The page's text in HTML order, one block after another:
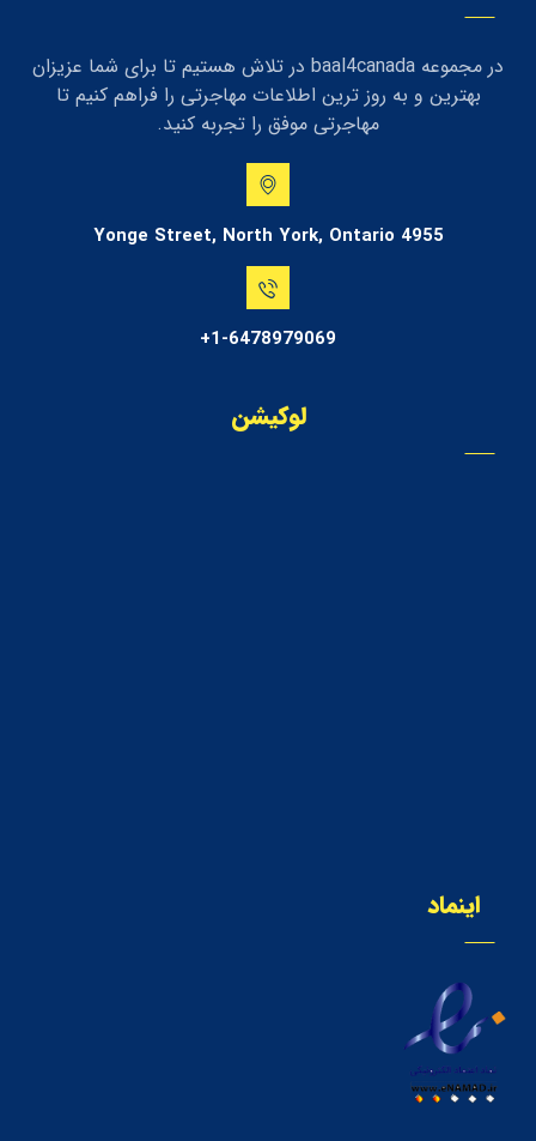
در مجموعه baal4canada در تلاش هستیم تا برای شما عزیزان
بهترین و به روز ترین اطلاعات مهاجرتی را فراهم کنیم تا
مهاجرتی موفق را تجربه کنید.
4955 Yonge Street, North York, Ontario
1-6478979069+
لوکیشن
اینماد